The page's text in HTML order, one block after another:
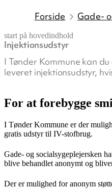
Forside Gade-
start på hovedindhold
Injektionsudstyr
I Tønder Kommune kan
leveret injektionsudstyr,
senest opdateret 9. juli 2026
For at forebygge
I Tønder Kommune er der
gratis udstyr til IV-stofbrug.
Gade- og socialsygeplejersken
blive behandlet anonymt og
Der er mulighed for anonym